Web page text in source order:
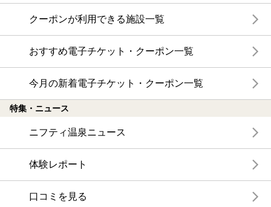
クーポンが利用できる施設一覧
おすすめ電子チケット・クーポン一覧
今月の新着電子チケット・クーポン一覧
特集・ニュース
ニフティ温泉ニュース
体験レポート
口コミを見る